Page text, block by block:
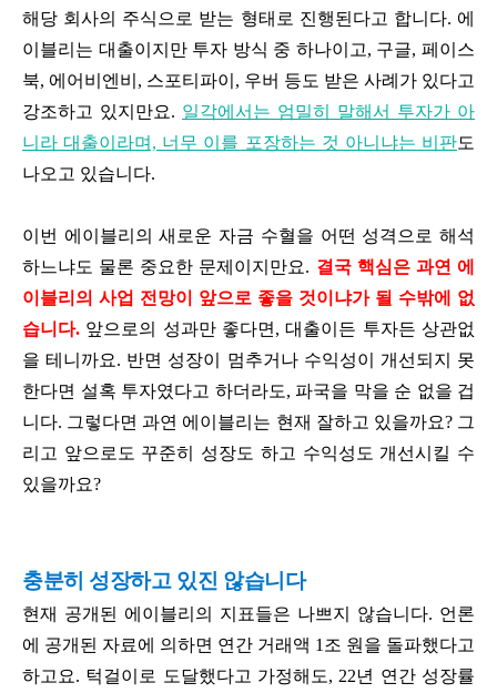
해당 회사의 주식으로 받는 형태로 진행된다고 합니다. 에
이블리는 대출이지만 투자 방식 중 하나이고, 구글, 페이스
북, 에어비엔비, 스포티파이, 우버 등도 받은 사례가 있다고
강조하고 있지만요. 일각에서는 엄밀히 말해서 투자가 아
니라 대출이라며, 너무 이를 포장하는 것 아니냐는 비판도
나오고 있습니다.
이번 에이블리의 새로운 자금 수혈을 어떤 성격으로 해석
하느냐도 물론 중요한 문제이지만요. 결국 핵심은 과연 에
이블리의 사업 전망이 앞으로 좋을 것이냐가 될 수밖에 없
습니다. 앞으로의 성과만 좋다면, 대출이든 투자든 상관없
을 테니까요. 반면 성장이 멈추거나 수익성이 개선되지 못
한다면 설혹 투자였다고 하더라도, 파국을 막을 순 없을 겁
니다. 그렇다면 과연 에이블리는 현재 잘하고 있을까요? 그
리고 앞으로도 꾸준히 성장도 하고 수익성도 개선시킬 수
있을까요?
충분히 성장하고 있진 않습니다
현재 공개된 에이블리의 지표들은 나쁘지 않습니다. 언론
에 공개된 자료에 의하면 연간 거래액 1조 원을 돌파했다고
하고요. 턱걸이로 도달했다고 가정해도, 22년 연간 성장률